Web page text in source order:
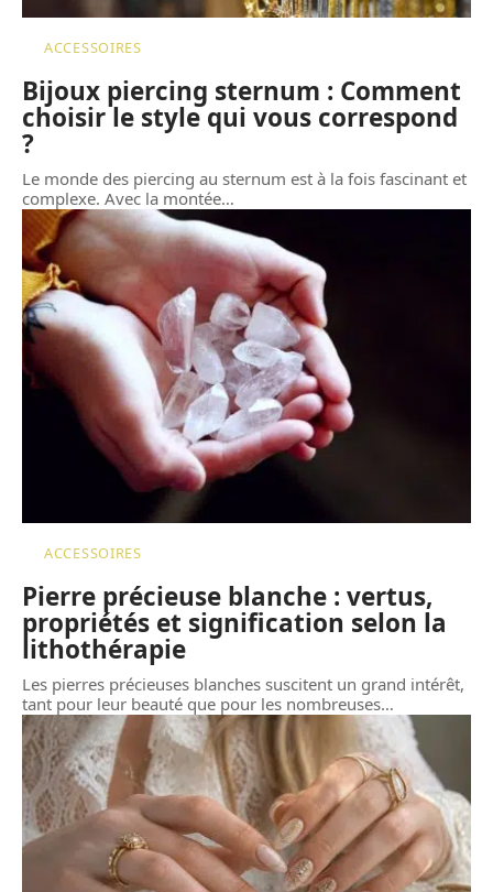
ACCESSOIRES
Bijoux piercing sternum : Comment
choisir le style qui vous correspond
?
Le monde des piercing au sternum est à la fois fascinant et
complexe. Avec la montée…
ACCESSOIRES
Pierre précieuse blanche : vertus,
propriétés et signification selon la
lithothérapie
Les pierres précieuses blanches suscitent un grand intérêt,
tant pour leur beauté que pour les nombreuses…